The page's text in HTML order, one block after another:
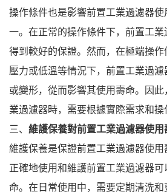
操作條件也是影響前置工業過濾器
一。在正常的操作條件下，前置工
得到較好的保證。然而，在極端操
壓力或低溫等情況下，前置工業過
或變形，從而影響其使用壽命。因
業過濾器時，需要根據實際需求和操
三、 維護保養對前置工業過濾器使
維護保養是保證前置工業過濾器使用
正確地使用和維護前置工業過濾器
命。在日常使用中，需要定期清洗